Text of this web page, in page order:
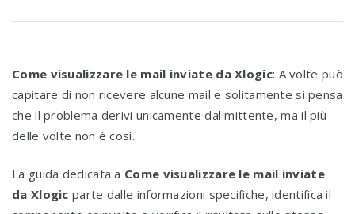
Come visualizzare le mail inviate da Xlogic: A volte può
capitare di non ricevere alcune mail e solitamente si pensa
che il problema derivi unicamente dal mittente, ma il più
delle volte non è così.
La guida dedicata a Come visualizzare le mail inviate
da Xlogic parte dalle informazioni specifiche, identifica il